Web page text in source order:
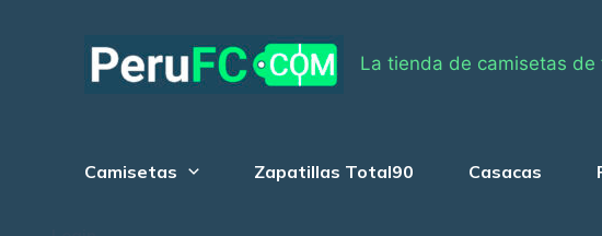
La tienda de camisetas
Camisetas Zapatillas Total90 Casacas